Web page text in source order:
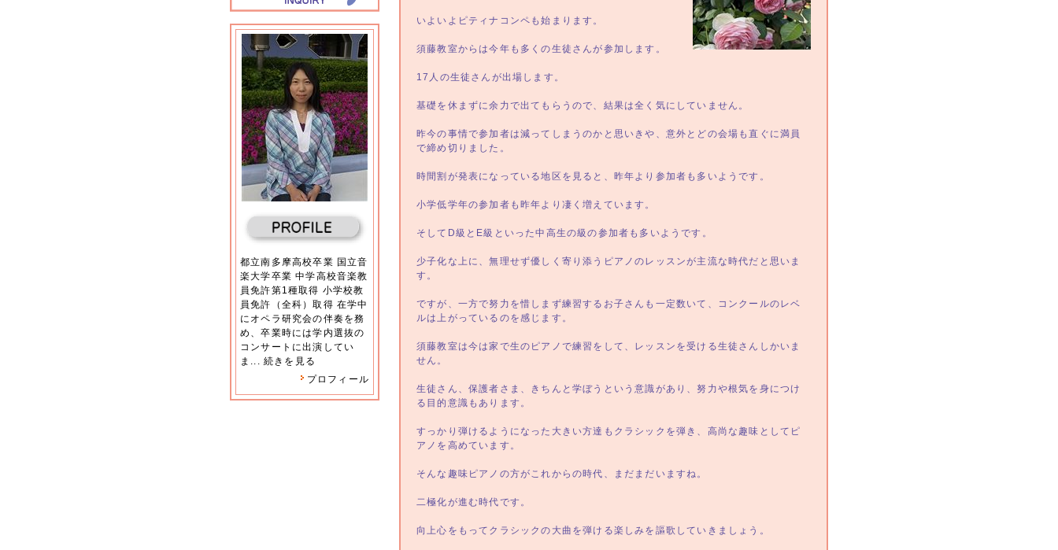
都立南多摩高校卒業 国立音
楽大学卒業 中学高校音楽教
員免許第1種取得 小学校教
員免許（全科）取得 在学中
にオペラ研究会の伴奏を務
め、卒業時には学内選抜の
コンサートに出演してい
ま... 続きを見る
プロフィール
いよいよピティナコンペも始まります。
須藤教室からは今年も多くの生徒さんが参加します。
17人の生徒さんが出場します。
基礎を休まずに余力で出てもらうので、結果は全く気にしていません。
昨今の事情で参加者は減ってしまうのかと思いきや、意外とどの会場も直ぐに満員
で締め切りました。
時間割が発表になっている地区を見ると、昨年より参加者も多いようです。
小学低学年の参加者も昨年より凄く増えています。
そしてD級とE級といった中高生の級の参加者も多いようです。
少子化な上に、無理せず優しく寄り添うピアノのレッスンが主流な時代だと思いま
す。
ですが、一方で努力を惜しまず練習するお子さんも一定数いて、コンクールのレベ
ルは上がっているのを感じます。
須藤教室は今は家で生のピアノで練習をして、レッスンを受ける生徒さんしかいま
せん。
生徒さん、保護者さま、きちんと学ぼうという意識があり、努力や根気を身につけ
る目的意識もあります。
すっかり弾けるようになった大きい方達もクラシックを弾き、高尚な趣味としてピ
アノを高めています。
そんな趣味ピアノの方がこれからの時代、まだまだいますね。
二極化が進む時代です。
向上心をもってクラシックの大曲を弾ける楽しみを謳歌していきましょう。